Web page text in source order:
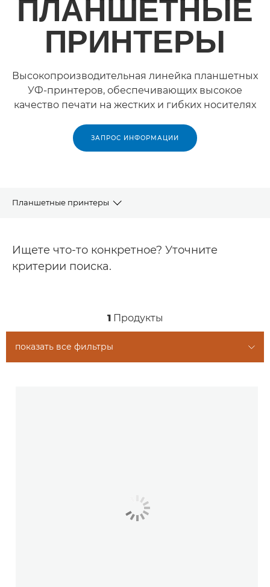
ПЛАНШЕТНЫЕ
ПРИНТЕРЫ
Высокопроизводительная линейка планшетных
УФ-принтеров, обеспечивающих высокое
качество печати на жестких и гибких носителях
ЗАПРОС ИНФОРМАЦИИ
Планшетные принтеры
Вам также могут быть интересны...
Ищете что-то конкретное? Уточните
критерии поиска.
1 Продукты
показать все фильтры